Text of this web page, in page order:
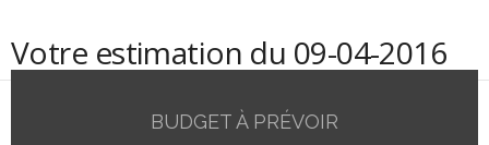
Votre estimation du 09-04-2016
BUDGET À PRÉVOIR